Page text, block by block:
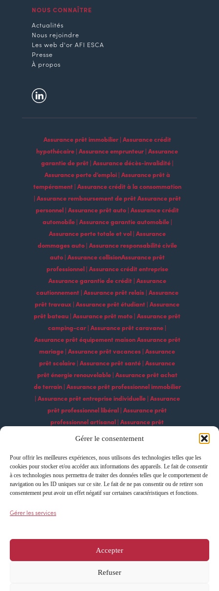
Gérer le consentement
Pour offrir les meilleures expériences, nous utilisons des technologies telles que les
cookies pour stocker et/ou accéder aux informations des appareils. Le fait de consentir
à ces technologies nous permettra de traiter des données telles que le comportement de
navigation ou les ID uniques sur ce site. Le fait de ne pas consentir ou de retirer son
consentement peut avoir un effet négatif sur certaines caractéristiques et fonctions.
Gérer les services
Accepter
Refuser
NOUS CONNAÎTRE
Actualités
Nous rejoindre
Les web d'or AFI ESCA
Presse
À propos
Assurance prêt immobilier | Assurance crédit
hypothécaire | Assurance emprunteur | Assurance
garantie de prêt | Assurance décès-invalidité |
Assurance perte d’emploi | Assurance prêt à
tempérament | Assurance crédit à la consommation
| Assurance remboursement de prêt Assurance prêt
personnel | Assurance prêt auto | Assurance crédit
automobile | Assurance garantie automobile |
Assurance perte totale et vol | Assurance
dommages auto | Assurance responsabilité civile
auto | Assurance collisionAssurance prêt
professionnel | Assurance crédit entreprise
Assurance garantie de crédit | Assurance
cautionnement | Assurance prêt relais | Assurance
prêt travaux | Assurance prêt étudiant | Assurance
prêt bateau | Assurance prêt moto | Assurance prêt
camping-car | Assurance prêt caravane |
Assurance prêt équipement maison Assurance prêt
mariage | Assurance prêt vacances | Assurance
prêt scolaire | Assurance prêt santé | Assurance
prêt énergie renouvelable | Assurance prêt achat
de terrain | Assurance prêt professionnel immobilier
| Assurance prêt entreprise individuelle | Assurance
prêt professionnel libéral | Assurance prêt
professionnel artisanal | Assurance prêt
professionnel industriel | Assurance prêt
professionnel construction | Assurance prêt
professionnel services | Assurance prêt
professionnel technologique Assurance prêt
import | Assurance prêt professionnel
croissance | Assurance prêt professionnel
innovation